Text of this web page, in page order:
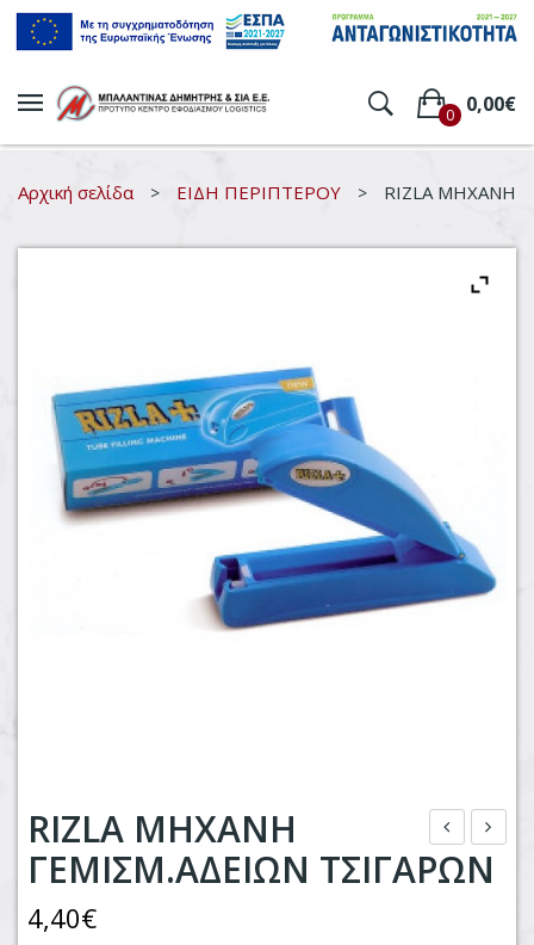
0 0,00€
καλάθι.
Αρχική σελίδα ΕΙΔΗ ΠΕΡΙΠΤΕΡΟΥ RIZLA ΜΗΧΑΝΗ
ΠΙΣ ΕΛΕ
RIZLA ΜΗΧΑΝΗ
ΓΕΜΙΣΜ.ΑΔΕΙΩΝ ΤΣΙΓΑΡΩΝ
4,40€